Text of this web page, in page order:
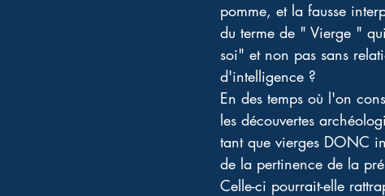
pomme, et la fausse
du terme de " Vierge "
soi" et non pas sans
d'intelligence ?
En des temps où l'on
les découvertes
tant que vierges DONC
de la pertinence de la
Celle-ci pourrait-elle